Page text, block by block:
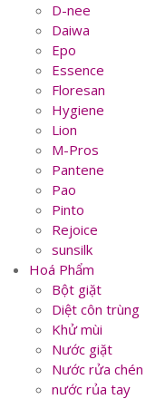
D-nee
Daiwa
Epo
Essence
Floresan
Hygiene
Lion
M-Pros
Pantene
Pao
Pinto
Rejoice
sunsilk
Hoá Phẩm
Bột giặt
Diệt côn trùng
Khử mùi
Nước giặt
Nước rửa chén
nước rủa tay